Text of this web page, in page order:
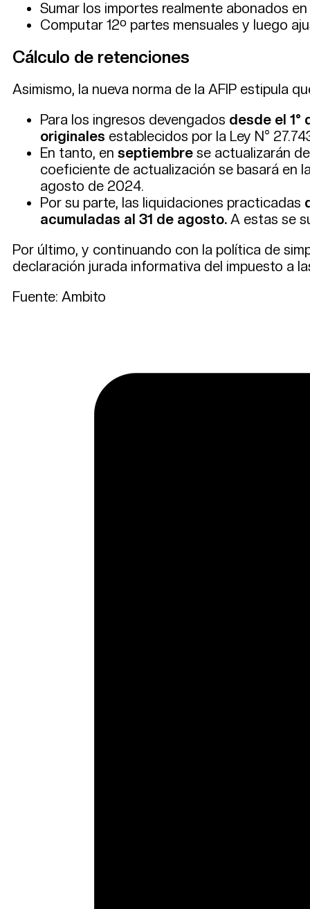
Sumar los importes realmente abonados
Computar 12º partes mensuales y luego
Cálculo de retenciones
Asimismo, la nueva norma de la AFIP estipula
Para los ingresos devengados desde el
originales establecidos por la Ley N°
En tanto, en septiembre se actualizarán
coeficiente de actualización se basará en
agosto de 2024.
Por su parte, las liquidaciones practicadas
acumuladas al 31 de agosto. A estas se
Por último, y continuando con la política de
declaración jurada informativa del impuesto a
Fuente: Ambito